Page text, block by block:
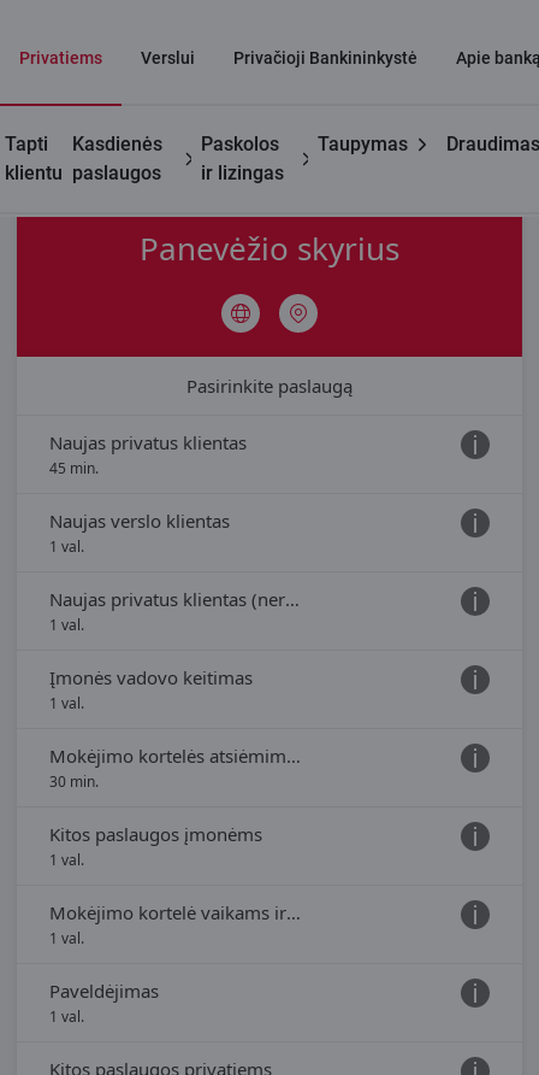
Privatiems Verslui Privačioji Bankininkystė Apie
Tapti
klientu
Kasdienės
paslaugos
Paskolos
ir lizingas
Taupymas Draudimas
Kontaktai Konsultacija banko skyriuje